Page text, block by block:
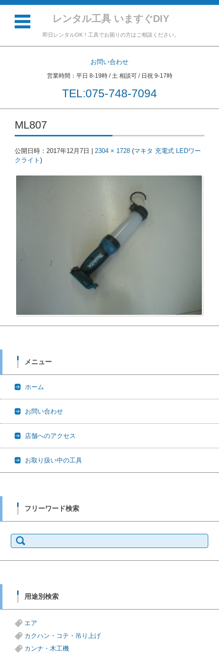
レンタル工具 いますぐDIY
即日レンタルOK！工具でお困りの方はご相談ください。
お問い合わせ
営業時間：平日 8-19時 / 土 相談可 / 日祝 9-17時
TEL:075-748-7094
コンテンツに移動
ML807
公開日時： 2017年12月7日 2304 × 1728 (マキタ 充電式 LEDワー
クライト )
メニュー
ホーム
お問い合わせ
店舗へのアクセス
お取り扱い中の工具
フリーワード検索
索:
用途別検索
エア
カクハン・コテ・吊り上げ
カンナ・木工機